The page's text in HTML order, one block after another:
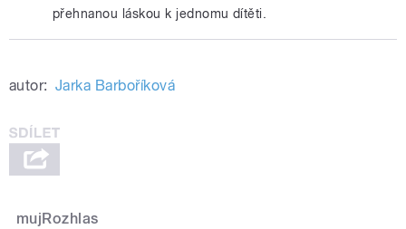
přehnanou láskou k jednomu dítěti.
autor: Jarka Barboříková
mujRozhlas